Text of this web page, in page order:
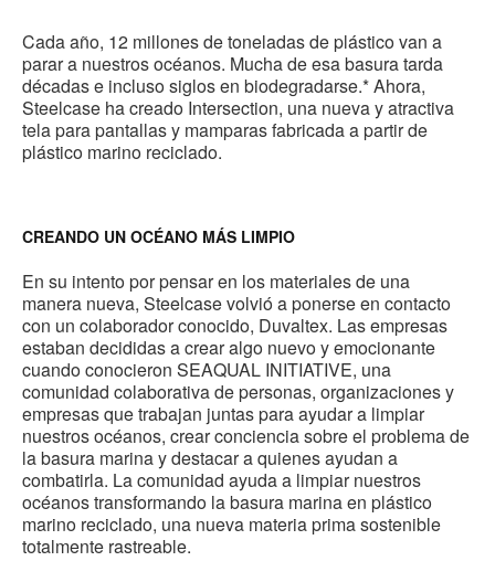
Cada año, 12 millones de toneladas de plástico van a
parar a nuestros océanos. Mucha de esa basura tarda
décadas e incluso siglos en biodegradarse.* Ahora,
Steelcase ha creado Intersection, una nueva y atractiva
tela para pantallas y mamparas fabricada a partir de
plástico marino reciclado.
CREANDO UN OCÉANO MÁS LIMPIO
En su intento por pensar en los materiales de una
manera nueva, Steelcase volvió a ponerse en contacto
con un colaborador conocido, Duvaltex. Las empresas
estaban decididas a crear algo nuevo y emocionante
cuando conocieron SEAQUAL INITIATIVE, una
comunidad colaborativa de personas, organizaciones y
empresas que trabajan juntas para ayudar a limpiar
nuestros océanos, crear conciencia sobre el problema de
la basura marina y destacar a quienes ayudan a
combatirla. La comunidad ayuda a limpiar nuestros
océanos transformando la basura marina en plástico
marino reciclado, una nueva materia prima sostenible
totalmente rastreable.